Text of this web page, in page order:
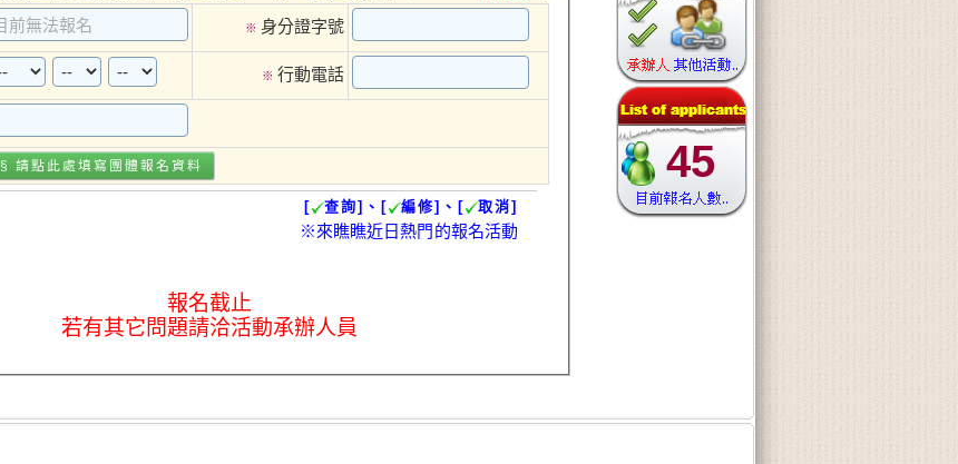
45
※ 身分證字號
※ 行動電話
§ 請點此處填寫 團體報名 資料
[ 查詢]、[ 編修]、[ 取消]
※來瞧瞧近日熱門的報名活動
報名截止
若有其它問題請洽活動承辦人員